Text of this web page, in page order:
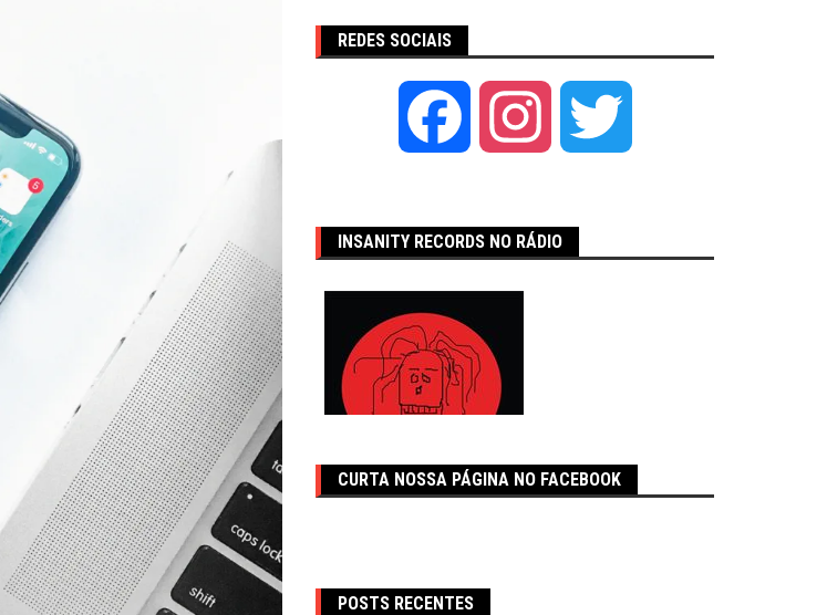
REDES SOCIAIS
Facebook Instagram
INSANITY RECORDS NO RÁDIO
CURTA NOSSA PÁGINA NO FACEBOOK
POSTS RECENTES